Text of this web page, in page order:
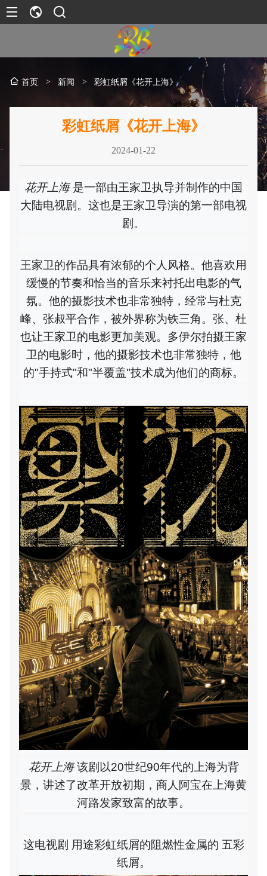
首页 > 新闻 > 彩虹纸屑《花开上海》
彩虹纸屑《花开上海》
2024-01-22
花开上海 是一部由王家卫执导并制作的中国
大陆电视剧。这也是王家卫导演的第一部电视
剧。
王家卫的作品具有浓郁的个人风格。他喜欢用
缓慢的节奏和恰当的音乐来衬托出电影的气
氛。他的摄影技术也非常独特，经常与杜克
峰、张叔平合作，被外界称为铁三角。张、杜
也让王家卫的电影更加美观。多伊尔拍摄王家
卫的电影时，他的摄影技术也非常独特，他
的"手持式"和"半覆盖"技术成为他们的商标。
花开上海 该剧以20世纪90年代的上海为背
景，讲述了改革开放初期，商人阿宝在上海黄
河路发家致富的故事。
这电视剧 用途彩虹纸屑的阻燃性金属的 五彩
纸屑。